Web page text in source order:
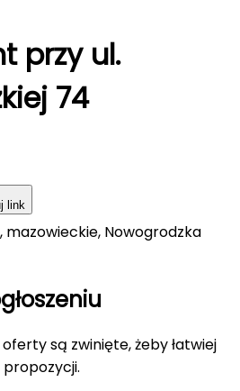
przy ul.
74
link
mazowieckie, Nowogrodzka
są zwinięte, żeby łatwiej